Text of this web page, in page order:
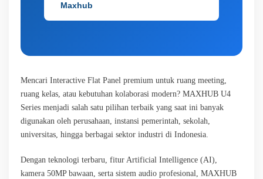
Maxhub
Mencari Interactive Flat Panel premium untuk ruang meeting,
ruang kelas, atau kebutuhan kolaborasi modern? MAXHUB U4
Series menjadi salah satu pilihan terbaik yang saat ini banyak
digunakan oleh perusahaan, instansi pemerintah, sekolah,
universitas, hingga berbagai sektor industri di Indonesia.
Dengan teknologi terbaru, fitur Artificial Intelligence (AI),
kamera 50MP bawaan, serta sistem audio profesional, MAXHUB